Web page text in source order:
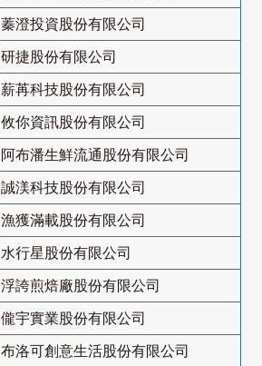
蓁澄投資股份有限公司
研捷股份有限公司
薪苒科技股份有限公司
攸你資訊股份有限公司
阿布潘生鮮流通股份有限公司
誠渼科技股份有限公司
漁獲滿載股份有限公司
水行星股份有限公司
浮誇煎焙廠股份有限公司
儱宇實業股份有限公司
布洛可創意生活股份有限公司